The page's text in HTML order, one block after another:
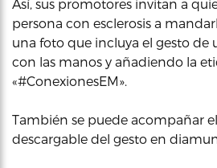
Así, sus promotores invitan a
persona con esclerosis a
una foto que incluya el gesto de
con las manos y añadiendo la
«#ConexionesEM».
También se puede acompañar el
descargable del gesto en